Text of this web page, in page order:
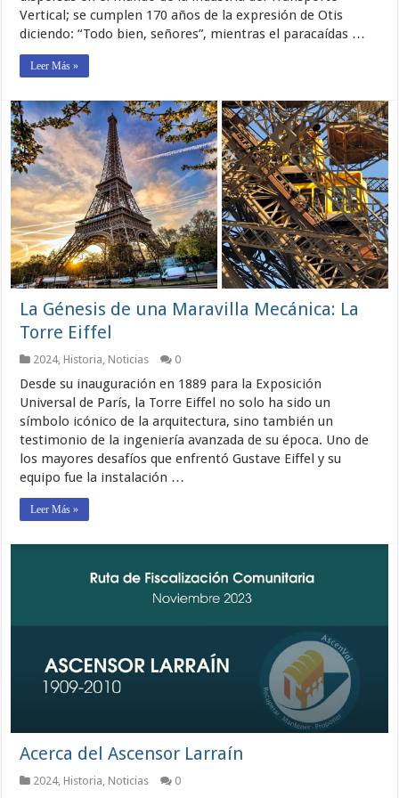
Revolucionario
(Primera
parte)
Vertical; se cumplen 170 años de la expresión de Otis
diciendo: “Todo bien, señores”, mientras el paracaídas …
Leer Más »
La Génesis de una Maravilla Mecánica: La
Torre Eiffel
2024, Historia, Noticias 0
Desde su inauguración en 1889 para la Exposición
Universal de París, la Torre Eiffel no solo ha sido un
símbolo icónico de la arquitectura, sino también un
testimonio de la ingeniería avanzada de su época. Uno de
los mayores desafíos que enfrentó Gustave Eiffel y su
equipo fue la instalación …
Leer Más »
Acerca del Ascensor Larraín
2024, Historia, Noticias 0